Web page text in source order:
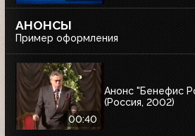
АНОНСЫ
Пример оформления
00:40
Анонс "Бенефис
(Россия, 2002)